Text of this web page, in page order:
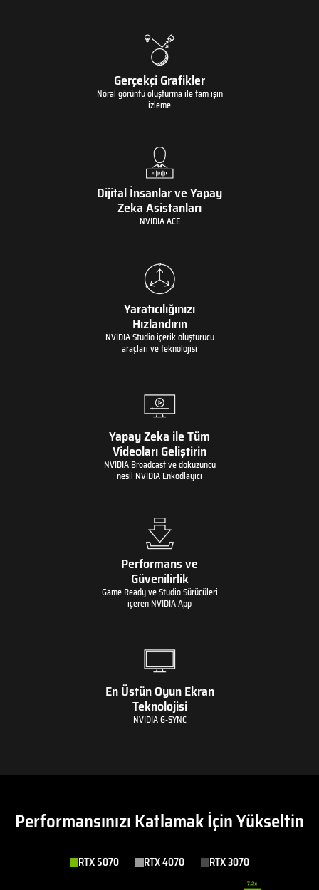
Gerçekçi Grafikler
Nöral görüntü oluşturma ile tam ışın
izleme
Dijital İnsanlar ve Yapay
Zeka Asistanları
NVIDIA ACE
Yaratıcılığınızı
Hızlandırın
NVIDIA Studio içerik oluşturucu
araçları ve teknolojisi
Yapay Zeka ile Tüm
Videoları Geliştirin
NVIDIA Broadcast ve dokuzuncu
nesil NVIDIA Enkodlayıcı
Performans ve
Güvenilirlik
Game Ready ve Studio Sürücüleri
içeren NVIDIA App
En Üstün Oyun Ekran
Teknolojisi
NVIDIA G-SYNC
Performansınızı Katlamak İçin Yükseltin
RTX 5070 RTX 4070 RTX 3070